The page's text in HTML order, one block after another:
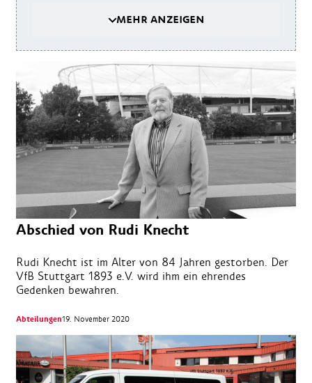
MEHR ANZEIGEN
Abschied von Rudi Knecht
Rudi Knecht ist im Alter von 84 Jahren gestorben. Der
VfB Stuttgart 1893 e.V. wird ihm ein ehrendes
Gedenken bewahren.
Abteilungen19. November 2020